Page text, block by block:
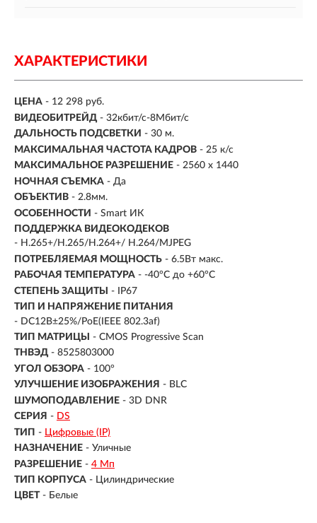
ХАРАКТЕРИСТИКИ
ЦЕНА - 12 298 руб.
ВИДЕОБИТРЕЙД - 32кбит/с-8Мбит/с
ДАЛЬНОСТЬ ПОДСВЕТКИ - 30 м.
МАКСИМАЛЬНАЯ ЧАСТОТА КАДРОВ - 25 к/с
МАКСИМАЛЬНОЕ РАЗРЕШЕНИЕ - 2560 x 1440
НОЧНАЯ СЪЕМКА - Да
ОБЪЕКТИВ - 2.8мм.
ОСОБЕННОСТИ - Smart ИК
ПОДДЕРЖКА ВИДЕОКОДЕКОВ
- H.265+/H.265/H.264+/ H.264/MJPEG
ПОТРЕБЛЯЕМАЯ МОЩНОСТЬ - 6.5Вт макс.
РАБОЧАЯ ТЕМПЕРАТУРА - -40°C до +60°C
СТЕПЕНЬ ЗАЩИТЫ
- IP67
ТИП И НАПРЯЖЕНИЕ ПИТАНИЯ
- DC12В±25%/PoE(IEEE 802.3af)
ТИП МАТРИЦЫ
- CMOS Progressive Scan
ТНВЭД - 8525803000
УГОЛ ОБЗОРА - 100°
УЛУЧШЕНИЕ ИЗОБРАЖЕНИЯ - BLC
ШУМОПОДАВЛЕНИЕ - 3D DNR
СЕРИЯ - DS
ТИП - Цифровые (IP)
НАЗНАЧЕНИЕ - Уличные
РАЗРЕШЕНИЕ - 4 Мп
ТИП КОРПУСА - Цилиндрические
ЦВЕТ - Белые